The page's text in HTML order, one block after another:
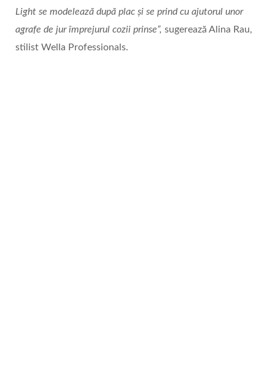
Light se modelează după plac și se prind cu ajutorul unor
agrafe de jur împrejurul cozii prinse”, sugerează Alina Rau,
stilist Wella Professionals.